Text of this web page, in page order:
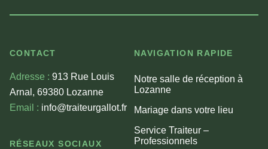
CONTACT
Adresse : 913 Rue Louis
Arnal, 69380 Lozanne
Email : info@traiteurgallot.fr
RÉSEAUX SOCIAUX
NAVIGATION RAPIDE
Notre salle de réception à
Lozanne
Mariage dans votre lieu
Service Traiteur –
Professionnels